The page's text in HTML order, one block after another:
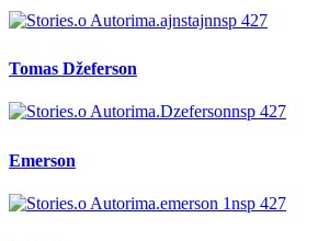
Tomas Džeferson
Emerson